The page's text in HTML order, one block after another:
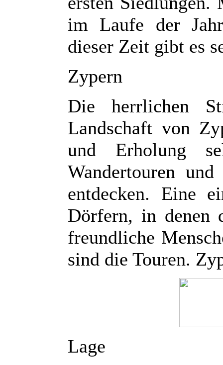
im Laufe der
dieser Zeit gibt es
Zypern
Die herrlichen
Landschaft von
und Erholung
Wandertouren
entdecken. Eine
Dörfern, in denen
freundliche
sind die Touren.
Lage